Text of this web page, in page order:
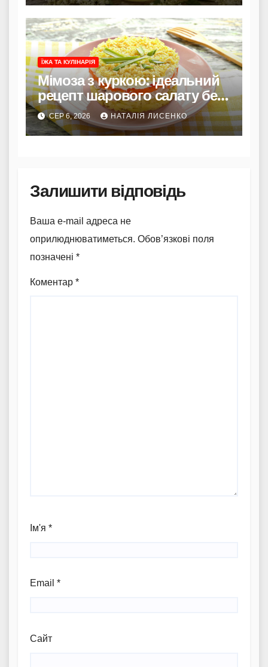
ЇЖА ТА КУЛІНАРІЯ
Мімоза з куркою: ідеальний
рецепт шарового салату без
риби
СЕР 6, 2026 НАТАЛІЯ ЛИСЕНКО
Залишити відповідь
Ваша e-mail адреса не
оприлюднюватиметься. Обов’язкові поля
позначені *
Коментар *
Ім'я *
Email *
Сайт